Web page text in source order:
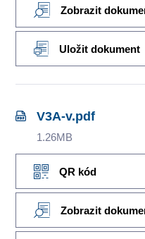
Zobrazit
Uložit dokument
V3A-v.pdf
1.26MB
QR kód
Zobrazit